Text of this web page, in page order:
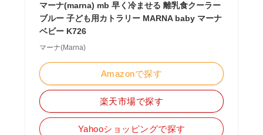
マーナ(marna) mb 早く冷ませる 離乳食クーラー
ブルー 子ども用カトラリー MARNA baby マーナ
ベビー K726
マーナ(Marna)
Amazonで探す
楽天市場で探す
Yahooショッピングで探す